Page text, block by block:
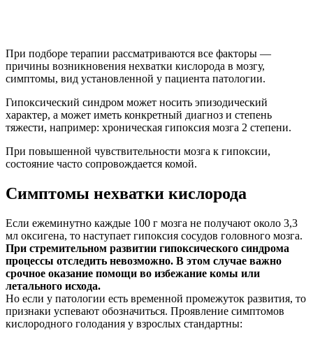
При подборе терапии рассматриваются все факторы —
причины возникновения нехватки кислорода в мозгу,
симптомы, вид установленной у пациента патологии.
Гипоксический синдром может носить эпизодический
характер, а может иметь конкретный диагноз и степень
тяжести, например: хроническая гипоксия мозга 2 степени.
При повышенной чувствительности мозга к гипоксии,
состояние часто сопровождается комой.
Симптомы нехватки кислорода
Если ежеминутно каждые 100 г мозга не получают около 3,3
мл оксигена, то наступает гипоксия сосудов головного мозга.
При стремительном развитии гипоксического синдрома
процессы отследить невозможно. В этом случае важно
срочное оказание помощи во избежание комы или
летального исхода.
Но если у патологии есть временной промежуток развития, то
признаки успевают обозначиться. Проявление симптомов
кислородного голодания у взрослых стандартны: